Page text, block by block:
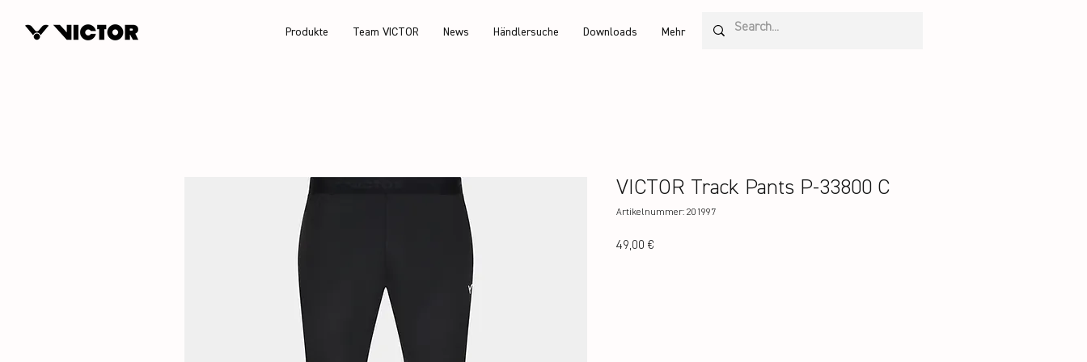
Produkte Team VICTOR News Händlersuche Downloads Mehr
VICTOR Track Pants P-33800 C
Artikelnummer: 201997
49,00 €